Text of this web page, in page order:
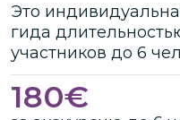
Это
гида
участников до 6
180€